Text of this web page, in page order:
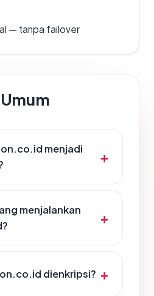
— tanpa failover
menjadi
menjalankan
dienkripsi?